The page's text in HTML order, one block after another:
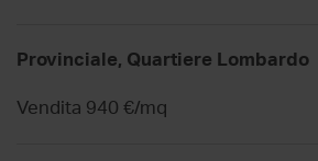
Provinciale, Quartiere Lombardo
Vendita 940 €/mq